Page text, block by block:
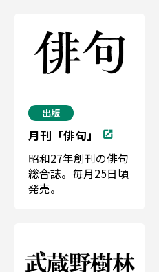
出版
月刊「俳句」
昭和27年創刊の俳句
総合誌。毎月25日頃
発売。